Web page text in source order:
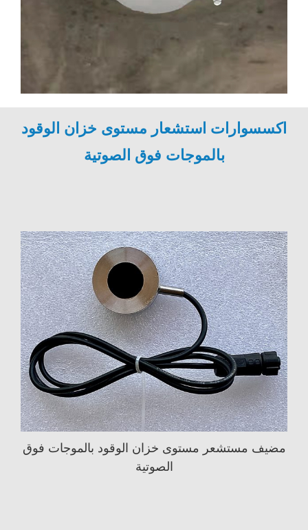
اكسسوارات استشعار مستوى خزان الوقود
بالموجات فوق الصوتية
مضيف مستشعر مستوى خزان الوقود بالموجات فوق
الصوتية